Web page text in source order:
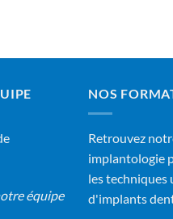
équipe
NOS
Retrouvez
implantologie
les techniques
d'implants